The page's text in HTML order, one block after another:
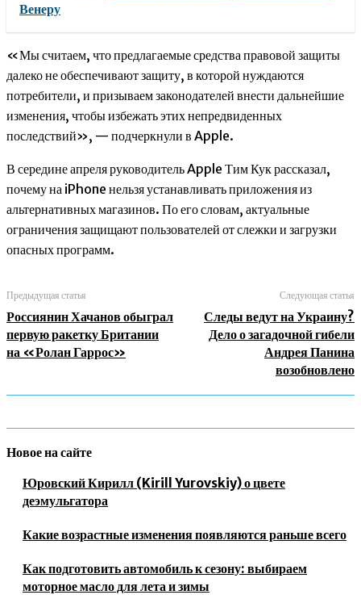
Венеру
«Мы считаем, что предлагаемые средства правовой защиты
далеко не обеспечивают защиту, в которой нуждаются
потребители, и призываем законодателей внести дальнейшие
изменения, чтобы избежать этих непредвиденных
последствий», — подчеркнули в Apple.
В середине апреля руководитель Apple Тим Кук рассказал,
почему на iPhone нельзя устанавливать приложения из
альтернативных магазинов. По его словам, актуальные
ограничения защищают пользователей от слежки и загрузки
опасных программ.
Предыдущая статья
Россиянин Хачанов обыграл
первую ракетку Британии
на «Ролан Гаррос»
Следующая статья
Следы ведут на Украину?
Дело о загадочной гибели
Андрея Панина
возобновлено
Новое на сайте
Юровский Кирилл (Kirill Yurovskiy) о цвете
деэмульгатора
Какие возрастные изменения появляются раньше всего
Как подготовить автомобиль к сезону: выбираем
моторное масло для лета и зимы